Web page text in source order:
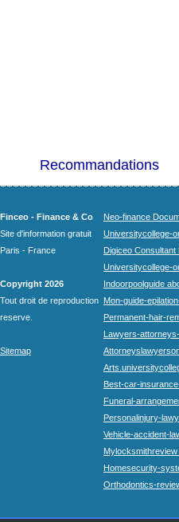
Recommandations
Finceo - Finance & Co
Site d'information gratuit
Paris - France
Copyright 2026
Tout droit de reproduction
reserve.
Sitemap
Neo-finance
Universitycollege-
Digiceo
Universitycollege-
Indoorpoolguide
Mon-guide-
Permanent-hair-
Lawyers-
Best-car-
Funeral-
Personalinjury-
Vehicle-accident-
Homesecurity-
Orthodontics-